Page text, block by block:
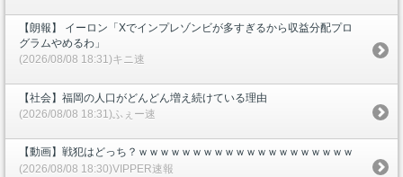
【朗報】 イーロン「Xでインプレゾンビが多すぎるから収益分配プロ
グラムやめるわ」
(2026/08/08 18:31)キニ速
【社会】福岡の人口がどんどん増え続けている理由
(2026/08/08 18:31)ふぇー速
【動画】戦犯はどっち？ｗｗｗｗｗｗｗｗｗｗｗｗｗｗｗｗｗｗｗｗ
(2026/08/08 18:30)VIPPER速報